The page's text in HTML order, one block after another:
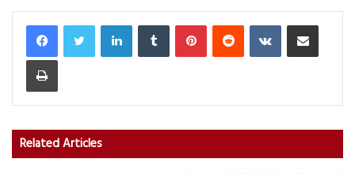
LinkedInTumblr PinterestReddit VKontakteShare via Email
Print
Related Articles